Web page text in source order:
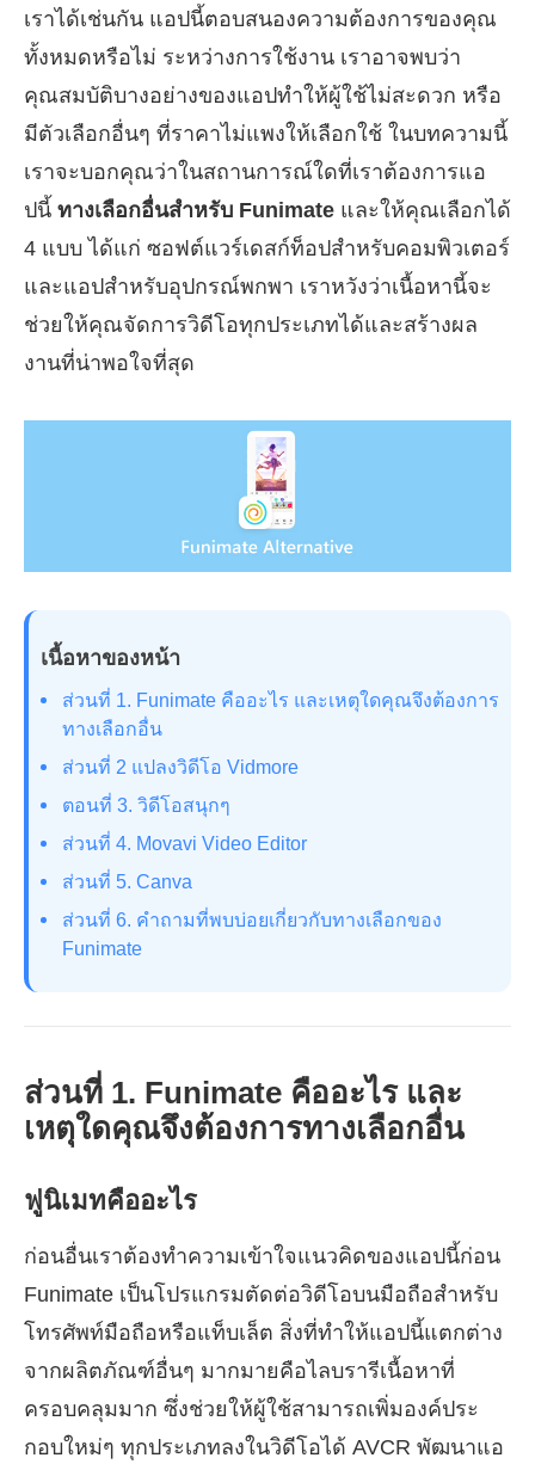
เราได้เช่นกัน แอปนี้ตอบสนองความต้องการของคุณ
ทั้งหมดหรือไม่ ระหว่างการใช้งาน เราอาจพบว่า
คุณสมบัติบางอย่างของแอปทำให้ผู้ใช้ไม่สะดวก หรือ
มีตัวเลือกอื่นๆ ที่ราคาไม่แพงให้เลือกใช้ ในบทความนี้
เราจะบอกคุณว่าในสถานการณ์ใดที่เราต้องการแอ
ปนี้ ทางเลือกอื่นสำหรับ Funimate และให้คุณเลือกได้
4 แบบ ได้แก่ ซอฟต์แวร์เดสก์ท็อปสำหรับคอมพิวเตอร์
และแอปสำหรับอุปกรณ์พกพา เราหวังว่าเนื้อหานี้จะ
ช่วยให้คุณจัดการวิดีโอทุกประเภทได้และสร้างผล
งานที่น่าพอใจที่สุด
เนื้อหาของหน้า
ส่วนที่ 1. Funimate คืออะไร และเหตุใดคุณจึงต้องการ
ทางเลือกอื่น
ส่วนที่ 2 แปลงวิดีโอ Vidmore
ตอนที่ 3. วิดีโอสนุกๆ
ส่วนที่ 4. Movavi Video Editor
ส่วนที่ 5. Canva
ส่วนที่ 6. คำถามที่พบบ่อยเกี่ยวกับทางเลือกของ
Funimate
ส่วนที่ 1. Funimate คืออะไร และ
เหตุใดคุณจึงต้องการทางเลือกอื่น
ฟูนิเมทคืออะไร
ก่อนอื่นเราต้องทำความเข้าใจแนวคิดของแอปนี้ก่อน
Funimate เป็นโปรแกรมตัดต่อวิดีโอบนมือถือสำหรับ
โทรศัพท์มือถือหรือแท็บเล็ต สิ่งที่ทำให้แอปนี้แตกต่าง
จากผลิตภัณฑ์อื่นๆ มากมายคือไลบรารีเนื้อหาที่
ครอบคลุมมาก ซึ่งช่วยให้ผู้ใช้สามารถเพิ่มองค์ประ
กอบใหม่ๆ ทุกประเภทลงในวิดีโอได้ AVCR พัฒนาแอ